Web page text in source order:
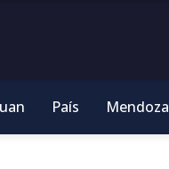
País Mendoza